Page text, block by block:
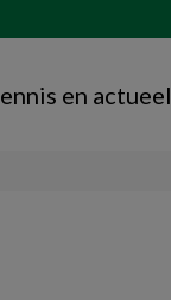
en actueel